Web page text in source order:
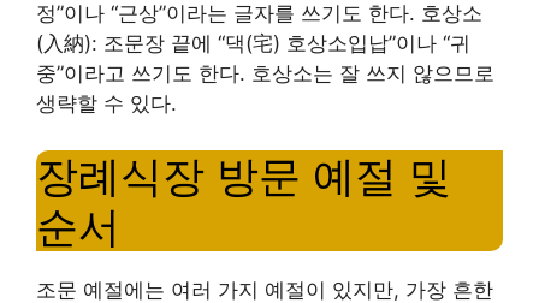
정”이나 “근상”이라는 글자를 쓰기도 한다. 호상소
(入納): 조문장 끝에 “댁(宅) 호상소입납”이나 “귀
중”이라고 쓰기도 한다. 호상소는 잘 쓰지 않으므로
생략할 수 있다.
장례식장 방문 예절 및
순서
조문 예절에는 여러 가지 예절이 있지만, 가장 흔한